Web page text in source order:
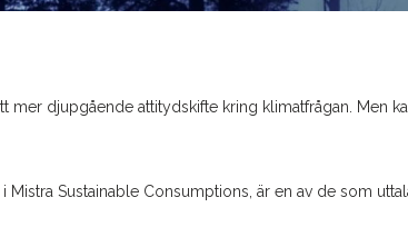
djupgående attitydskifte kring klimatfrågan. Men
Sustainable Consumptions, är en av de som